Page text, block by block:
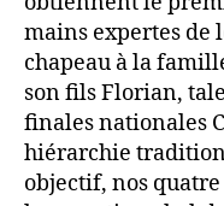
mains expertes de
chapeau à la
son fils Florian,
finales nationales
hiérarchie
objectif, nos